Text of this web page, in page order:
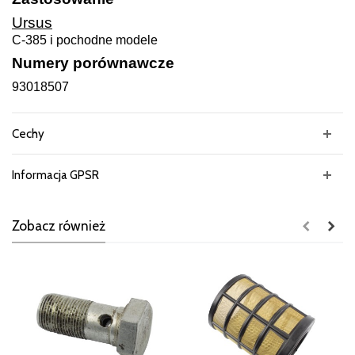
Ursus
C-385 i pochodne modele
Numery porównawcze
93018507
Cechy
Informacja GPSR
Zobacz również